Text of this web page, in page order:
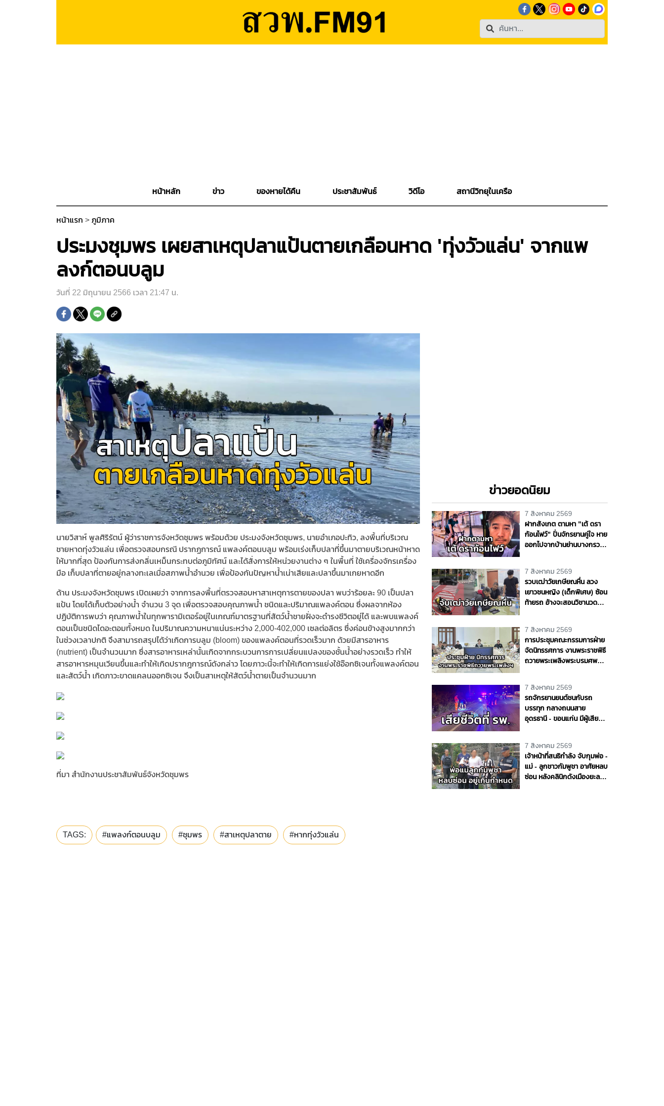
หน้าหลัก ข่าว ของหายได้คืน ประชาสัมพันธ์ วิดีโอ สถานีวิทยุในเครือ
หน้าแรก > ภูมิภาค
ประมงชุมพร เผยสาเหตุปลาแป้นตายเกลือนหาด 'ทุ่งวัวแล่น' จากแพ
ลงก์ตอนบลูม
วันที่ 22 มิถุนายน 2566 เวลา 21:47 น.
นายวิสาห์ พูลศิริรัตน์ ผู้ว่าราชการจังหวัดชุมพร พร้อมด้วย ประมงจังหวัดชุมพร, นายอำเภอปะทิว, ลงพื้นที่บริเวณ
ชายหาดทุ่งวัวแล่น เพื่อตรวจสอบกรณี ปรากฏการณ์ แพลงค์ตอนบลูม พร้อมเร่งเก็บปลาที่ขึ้นมาตายบริเวณหน้าหาด
ให้มากที่สุด ป้องกันการส่งกลิ่นเหม็นกระทบต่อภูมิทัศน์ และได้สั่งการให้หน่วยงานต่าง ๆ ในพื้นที่ ใช้เครื่องจักรเครื่อง
มือ เก็บปลาที่ตายอยู่กลางทะเลเมื่อสภาพน้ำอำนวย เพื่อป้องกันปัญหาน้ำเน่าเสียและปลาขึ้นมาเกยหาดอีก
ด้าน ประมงจังหวัดชุมพร เปิดเผยว่า จากการลงพื้นที่ตรวจสอบหาสาเหตุการตายของปลา พบว่าร้อยละ 90 เป็นปลา
แป้น โดยได้เก็บตัวอย่างน้ำ จำนวน 3 จุด เพื่อตรวจสอบคุณภาพน้ำ ชนิดและปริมาณแพลงค์ตอน ซึ่งผลจากห้อง
ปฏิบัติการพบว่า คุณภาพน้ำในทุกพารามิเตอร์อยู่ในเกณฑ์มาตรฐานที่สัตว์น้ำชายฝั่งจะดำรงชีวิตอยู่ได้ และพบแพลงค์
ตอนเป็นชนิดไดอะตอมทั้งหมด ในปริมาณความหนาแน่นระหว่าง 2,000-402,000 เซลต่อลิตร ซึ่งค่อนข้างสูงมากกว่า
ในช่วงเวลาปกติ จึงสามารถสรุปได้ว่าเกิดการบลูม (bloom) ของแพลงค์ตอนที่รวดเร็วมาก ด้วยมีสารอาหาร
(nutrient) เป็นจำนวนมาก ซึ่งสารอาหารเหล่านั้นเกิดจากกระบวนการการเปลี่ยนแปลงของชั้นน้ำอย่างรวดเร็ว ทำให้
สารอาหารหมุนเวียนขึ้นและทำให้เกิดปรากฎการณ์ดังกล่าว โดยภาวะนี้จะทำให้เกิดการแย่งใช้อ๊อกซิเจนทั้งแพลงค์ตอน
และสัตว์น้ำ เกิดภาวะขาดแคลนออกซิเจน จึงเป็นสาเหตุให้สัตว์น้ำตายเป็นจำนวนมาก
ที่มา สำนักงานประชาสัมพันธ์จังหวัดชุมพร
ข่าวยอดนิยม
7 สิงหาคม 2569
ฝากสังเกต ตามหา "เต้ ดรา
ก้อนไฟว์" ปั่นจักรยานคู่ใจ หาย
ออกไปจากบ้านย่านบางกรวย
7 สิงหาคม 2569
รวบเฒ่าวัยเกษียณหื่น ลวง
เยาวชนหญิง (เด็กพิเศษ) ซ้อน
ท้ายรถ อ้างจะสอนวิชานวด
7 สิงหาคม 2569
การประชุมคณะกรรมการฝ่าย
จัดนิทรรศการ งานพระราชพิธี
ถวายพระเพลิงพระบรมศพ
ราชชนนีพันปีหลวง
7 สิงหาคม 2569
รถจักรยานยนต์ชนกับรถ
บรรทุก กลางถนนสาย
อุดรธานี - ขอนแก่น มีผู้เสีย
7 สิงหาคม 2569
เจ้าหน้าที่สนธิกำลัง จับกุมพ่อ -
แม่ - ลูกชาวกัมพูชา อาศัยหลบ
ซ่อน หลังคลินิกดังเมืองยะลา
TAGS: #แพลงก์ตอนบลูม #ชุมพร #สาเหตุปลาตาย #หากทุ่งวัวแล่น